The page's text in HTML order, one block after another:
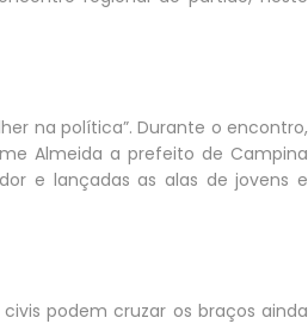
na política”. Durante o encontro,
Almeida a prefeito de Campina
e lançadas as alas de jovens e
podem cruzar os braços ainda